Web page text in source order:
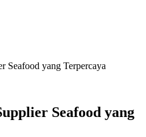
Seafood yang Terpercaya
Seafood yang